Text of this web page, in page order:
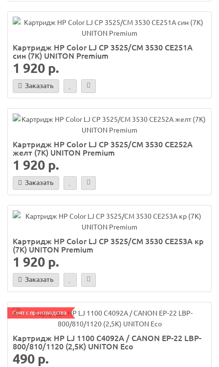
Картридж HP Color LJ CP 3525/CM 3530 CE251A
син (7K) UNITON Premium
1 920 р.
Заказать
Картридж HP Color LJ CP 3525/CM 3530 CE252A
желт (7K) UNITON Premium
1 920 р.
Заказать
Картридж HP Color LJ CP 3525/CM 3530 CE253A кр
(7K) UNITON Premium
1 920 р.
Заказать
Снят с производства
Картридж HP LJ 1100 C4092A / CANON EP-22 LBP-
800/810/1120 (2,5K) UNITON Eco
490 р.